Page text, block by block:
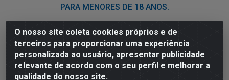
O nosso site coleta cookies próprios e de
terceiros para proporcionar uma experiência
personalizada ao usuário, apresentar publicidade
relevante de acordo com o seu perfil e melhorar a
qualidade do nosso site.
PARA MENORES DE 18 ANOS.
Nordil Distribuidora - Avenida Liberdade, 2738, Bloco F -
Sesi - Bayeux/PB - CEP 58.111-400 - CNPJ
03.775.813/0001-41